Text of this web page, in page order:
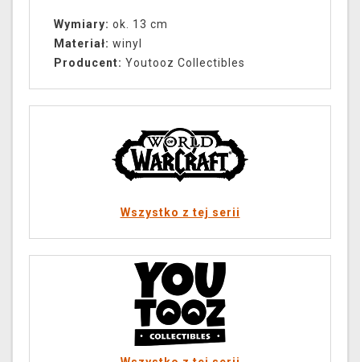
Wymiary: ok. 13 cm
Materiał: winyl
Producent: Youtooz Collectibles
Wszystko z tej serii